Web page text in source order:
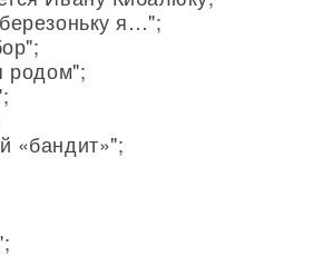
я…";
родом";
«бандит»";